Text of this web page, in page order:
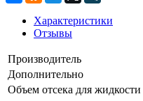
Характеристики
Отзывы
Производитель
Дополнительно
Объем отсека для жидкости